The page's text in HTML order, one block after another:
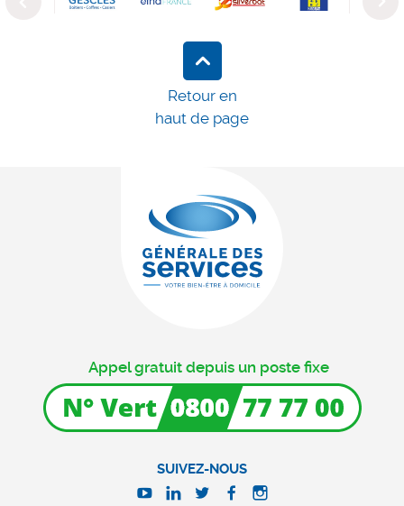
SUIVEZ-NOUS
Appel gratuit depuis un poste fixe
Retour en
haut de page